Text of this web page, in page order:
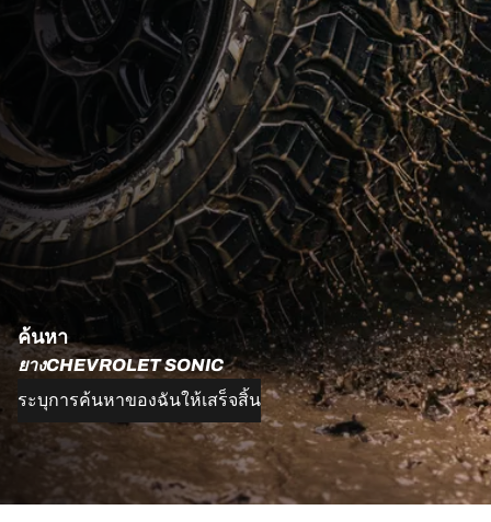
ค้นหา
ยางCHEVROLET SONIC
ระบุการค้นหาของฉันให้เสร็จสิ้น